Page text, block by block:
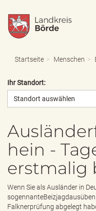
Startseite Menschen
Ihr Standort:
Standort auswählen
hein -
erstmalig
Wenn Sie als Ausländer in
Falknerprüfung abgelegt